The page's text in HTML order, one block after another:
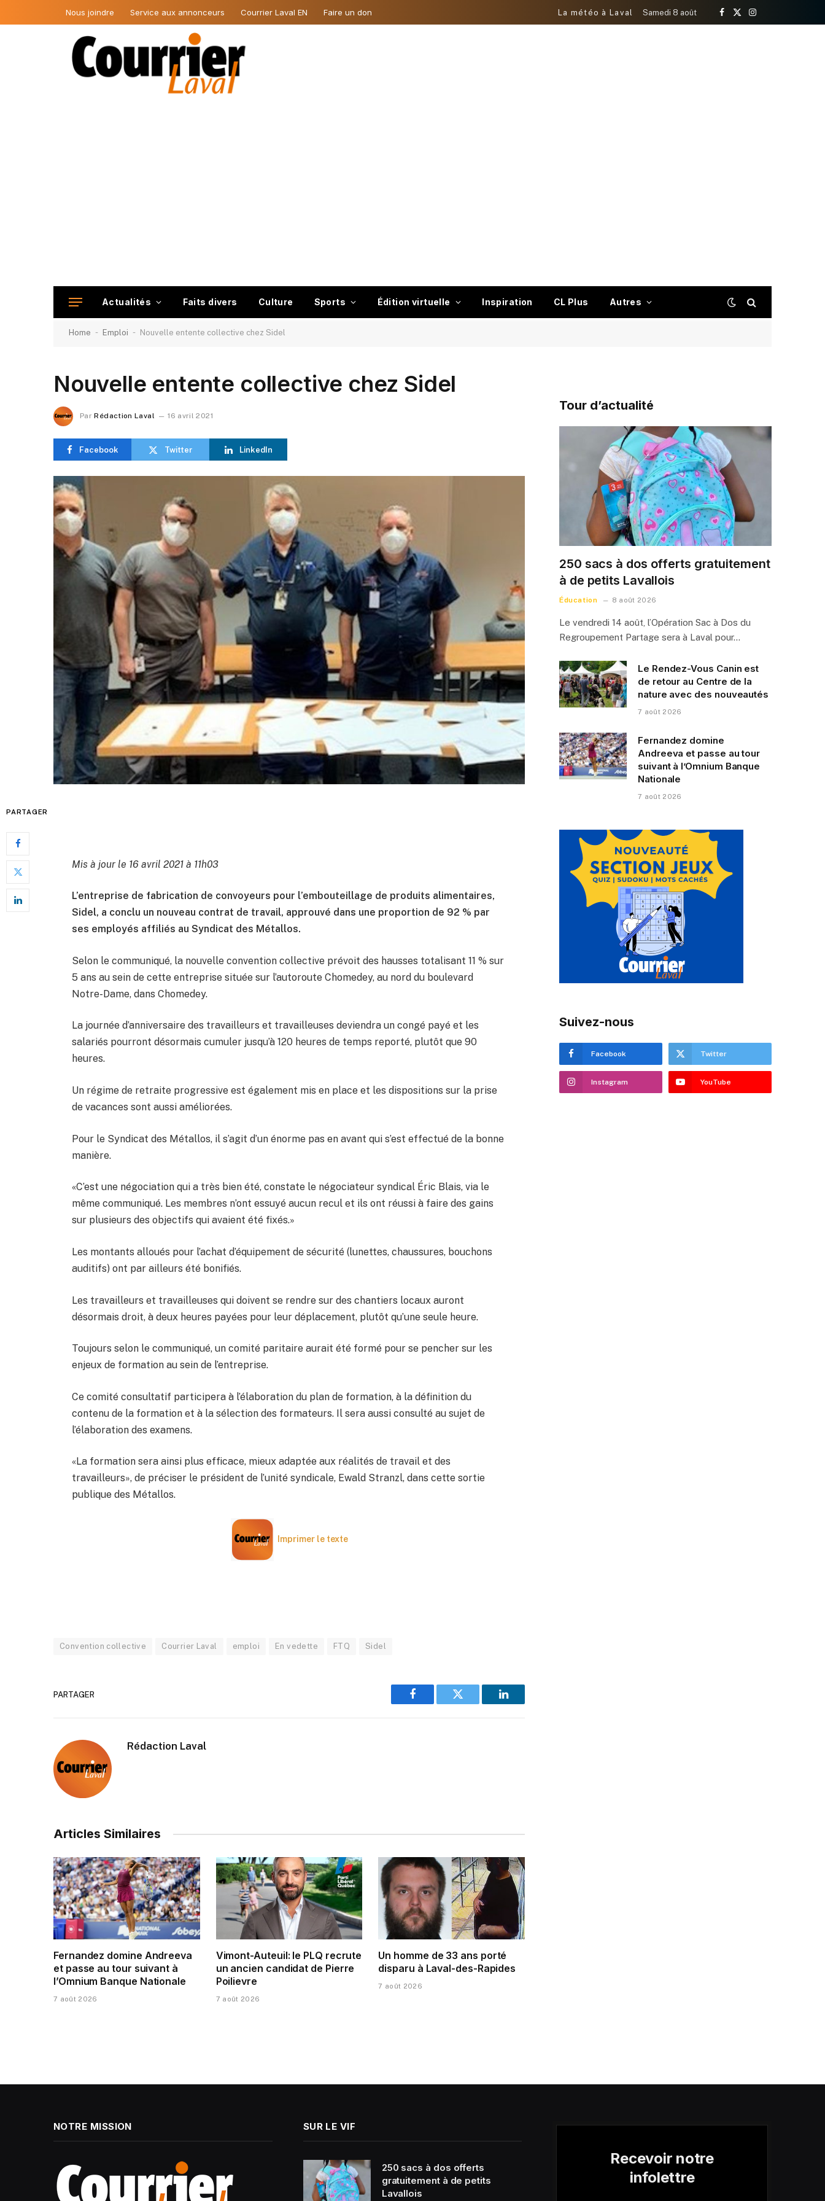
Nous joindre Service aux annonceurs Courrier Laval EN Faire un don La météo à Laval Samedi 8 août
Facebook
X
Instagram
Actualités Faits divers Culture Sports Édition virtuelle Inspiration CL Plus Autres
Home - Emploi - Nouvelle entente collective chez Sidel
Nouvelle entente collective chez Sidel
Par Rédaction Laval 16 avril 2021
Facebook Twitter LinkedIn
PARTAGER
Mis à jour le 16 avril 2021 à 11h03
L’entreprise de fabrication de convoyeurs pour l’embouteillage de produits alimentaires,
Sidel, a conclu un nouveau contrat de travail, approuvé dans une proportion de 92 % par
ses employés affiliés au Syndicat des Métallos.
Selon le communiqué, la nouvelle convention collective prévoit des hausses totalisant 11 % sur
5 ans au sein de cette entreprise située sur l’autoroute Chomedey, au nord du boulevard
Notre-Dame, dans Chomedey.
La journée d’anniversaire des travailleurs et travailleuses deviendra un congé payé et les
salariés pourront désormais cumuler jusqu’à 120 heures de temps reporté, plutôt que 90
heures.
Un régime de retraite progressive est également mis en place et les dispositions sur la prise
de vacances sont aussi améliorées.
Pour le Syndicat des Métallos, il s’agit d’un énorme pas en avant qui s’est effectué de la bonne
manière.
«C’est une négociation qui a très bien été, constate le négociateur syndical Éric Blais, via le
même communiqué. Les membres n’ont essuyé aucun recul et ils ont réussi à faire des gains
sur plusieurs des objectifs qui avaient été fixés.»
Les montants alloués pour l’achat d’équipement de sécurité (lunettes, chaussures, bouchons
auditifs) ont par ailleurs été bonifiés.
Les travailleurs et travailleuses qui doivent se rendre sur des chantiers locaux auront
désormais droit, à deux heures payées pour leur déplacement, plutôt qu’une seule heure.
Toujours selon le communiqué, un comité paritaire aurait été formé pour se pencher sur les
enjeux de formation au sein de l’entreprise.
Ce comité consultatif participera à l’élaboration du plan de formation, à la définition du
contenu de la formation et à la sélection des formateurs. Il sera aussi consulté au sujet de
l’élaboration des examens.
«La formation sera ainsi plus efficace, mieux adaptée aux réalités de travail et des
travailleurs», de préciser le président de l’unité syndicale, Ewald Stranzl, dans cette sortie
publique des Métallos.
Imprimer le texte
Convention collective Courrier Laval emploi En vedette FTQ Sidel
PARTAGER
Facebook Twitter LinkedIn
Rédaction Laval
Articles Similaires
Fernandez domine Andreeva
et passe au tour suivant à
l’Omnium Banque Nationale
7 août 2026
Vimont-Auteuil: le PLQ recrute
un ancien candidat de Pierre
Poilievre
7 août 2026
Un homme de 33 ans porté
disparu à Laval-des-Rapides
7 août 2026
Tour d’actualité
250 sacs à dos offerts gratuitement
à de petits Lavallois
Éducation 8 août 2026
Le vendredi 14 août, l’Opération Sac à Dos du
Regroupement Partage sera à Laval pour…
Le Rendez-Vous Canin est
de retour au Centre de la
nature avec des nouveautés
7 août 2026
Fernandez domine
Andreeva et passe au tour
suivant à l’Omnium Banque
Nationale
7 août 2026
Suivez-nous
Facebook Twitter
Instagram YouTube
NOTRE MISSION SUR LE VIF
250 sacs à dos offerts
gratuitement à de petits
Lavallois
Recevoir notre
infolettre